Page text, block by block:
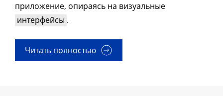
приложение, опираясь на визуальные
интерфейсы .
Читать полностью